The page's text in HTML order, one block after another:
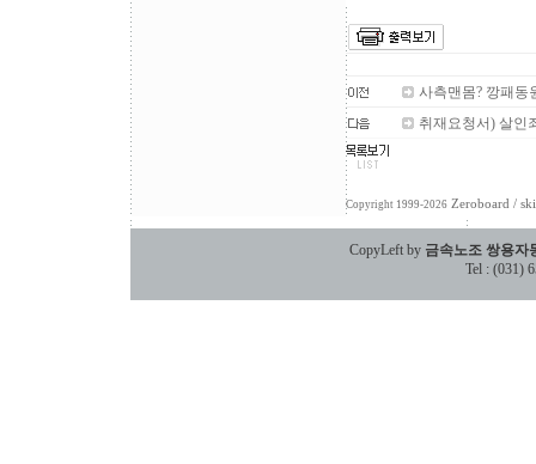
사측맨몸? 깡패
취재요청서) 살인
Copyright 1999-2026 Zeroboard /
CopyLeft by 금속노조 쌍용자
Tel : (031)